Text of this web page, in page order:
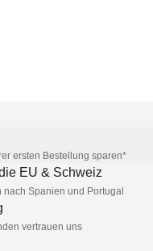
ersten Bestellung sparen*
EU & Schweiz
Spanien und Portugal
vertrauen uns